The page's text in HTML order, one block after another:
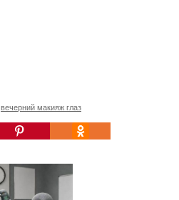
вечерний макияж глаз